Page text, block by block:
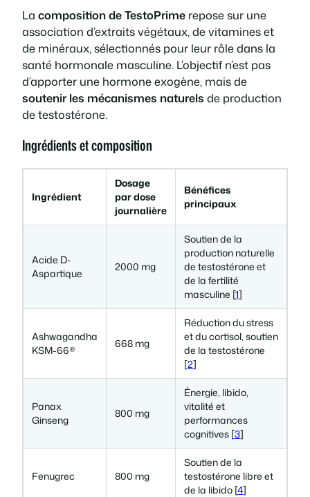
La composition de TestoPrime repose sur une
association d’extraits végétaux, de vitamines et
de minéraux, sélectionnés pour leur rôle dans la
santé hormonale masculine. L’objectif n’est pas
d’apporter une hormone exogène, mais de
soutenir les mécanismes naturels de production
de testostérone.
Ingrédients et composition
Ingrédient
Dosage
par dose
journalière
Bénéfices
principaux
Acide D-
Aspartique
2000 mg
Soutien de la
production naturelle
de testostérone et
de la fertilité
masculine [1]
Ashwagandha
KSM-66®
668 mg
Réduction du stress
et du cortisol, soutien
de la testostérone
[2]
Panax
Ginseng
800 mg
Énergie, libido,
vitalité et
performances
cognitives [3]
Fenugrec 800 mg
Soutien de la
testostérone libre et
de la libido [4]